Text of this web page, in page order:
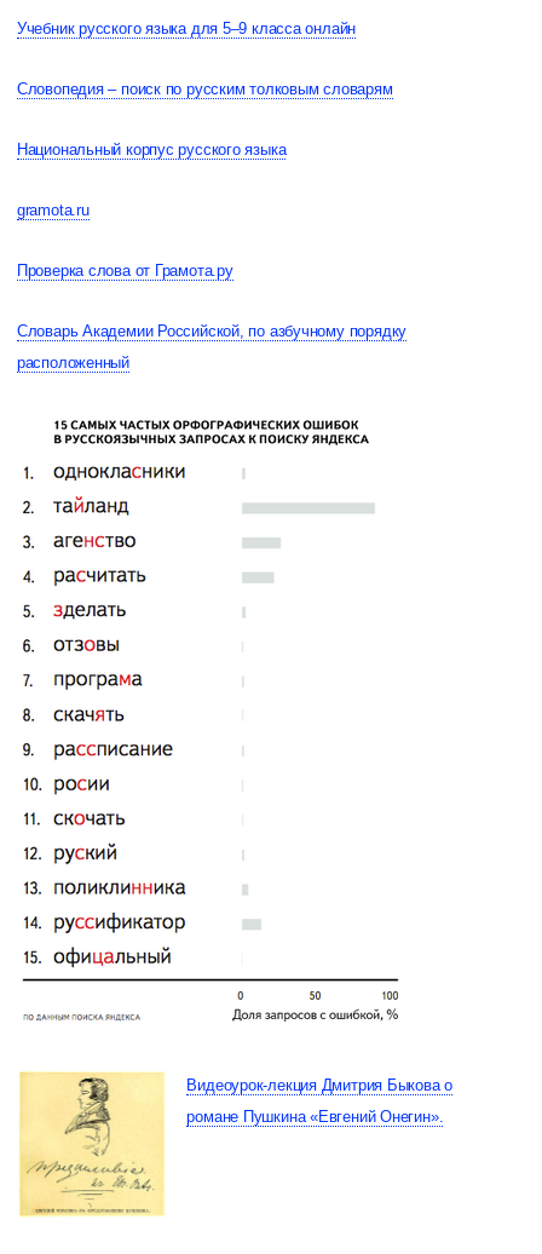
Учебник русского языка для 5–9 класса онлайн
Словопедия – поиск по русским толковым словарям
Национальный корпус русского языка
gramota.ru
Проверка слова от Грамота.ру
Словарь Академии Российской, по азбучному порядку
расположенный
Видеоурок-лекция Дмитрия Быкова о
романе Пушкина «Евгений Онегин».